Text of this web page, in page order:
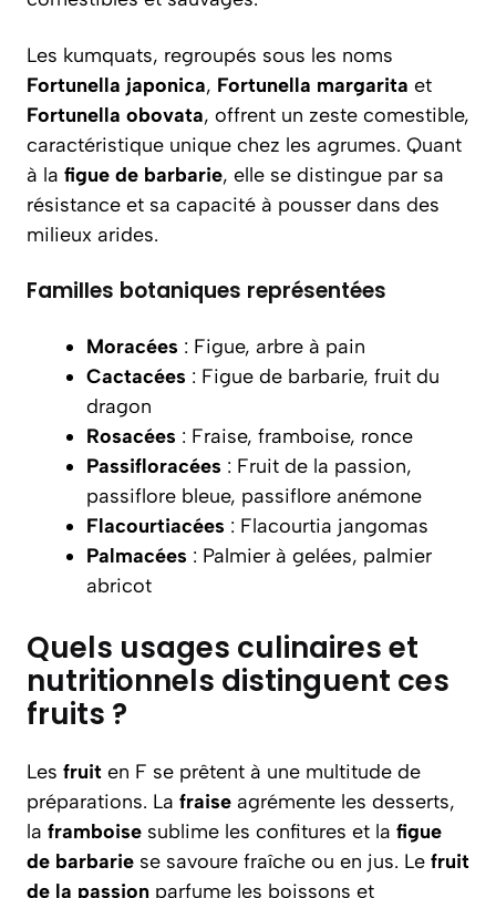
Les kumquats, regroupés sous les noms
Fortunella japonica, Fortunella margarita et
Fortunella obovata, offrent un zeste comestible,
caractéristique unique chez les agrumes. Quant
à la figue de barbarie, elle se distingue par sa
résistance et sa capacité à pousser dans des
milieux arides.
Familles botaniques représentées
Moracées : Figue, arbre à pain
Cactacées : Figue de barbarie, fruit du
dragon
Rosacées : Fraise, framboise, ronce
Passifloracées : Fruit de la passion,
passiflore bleue, passiflore anémone
Flacourtiacées : Flacourtia jangomas
Palmacées : Palmier à gelées, palmier
abricot
Quels usages culinaires et
nutritionnels distinguent ces
fruits ?
Les fruit en F se prêtent à une multitude de
préparations. La fraise agrémente les desserts,
la framboise sublime les confitures et la figue
de barbarie se savoure fraîche ou en jus. Le fruit
de la passion parfume les boissons et